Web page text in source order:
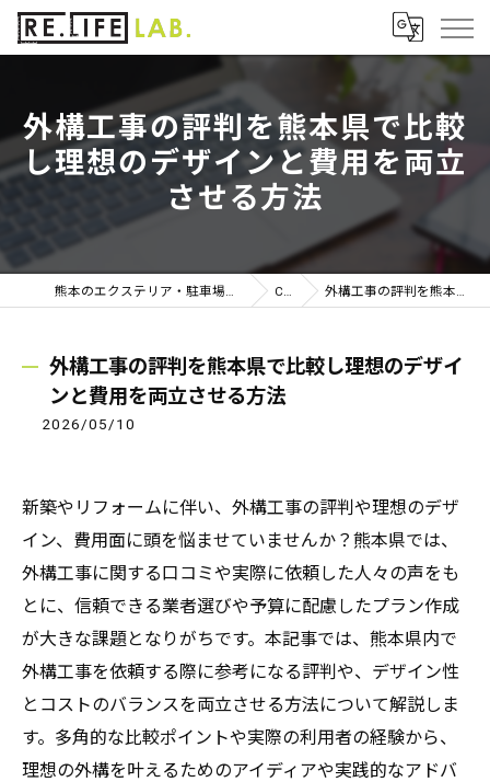
外構工事の評判を熊本県で比較
し理想のデザインと費用を両立
させる方法
熊本のエクステリア・駐車場・フェンスのことならおしゃれで費用を抑えられる「RE.LIFE LAB」 COLUMN 外構工事の評判を熊本県で比較し理想のデザインと費用を両立させる方法
外構工事の評判を熊本県で比較し理想のデザイ
ンと費用を両立させる方法
2026/05/10
新築やリフォームに伴い、外構工事の評判や理想のデザ
イン、費用面に頭を悩ませていませんか？熊本県では、
外構工事に関する口コミや実際に依頼した人々の声をも
とに、信頼できる業者選びや予算に配慮したプラン作成
が大きな課題となりがちです。本記事では、熊本県内で
外構工事を依頼する際に参考になる評判や、デザイン性
とコストのバランスを両立させる方法について解説しま
す。多角的な比較ポイントや実際の利用者の経験から、
理想の外構を叶えるためのアイディアや実践的なアドバ